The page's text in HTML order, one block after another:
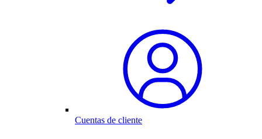
Cuentas de cliente